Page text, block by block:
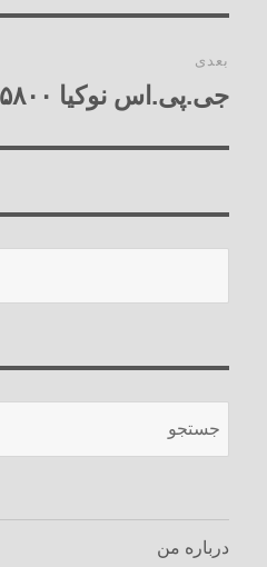
بعدی
نوشته
جی.پی.اس نوکیا ۵۸۰۰
درباره من